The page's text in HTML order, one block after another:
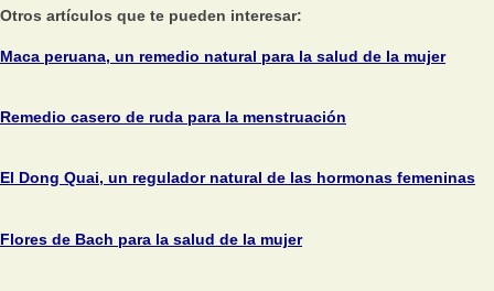
Otros artículos que te pueden interesar:
Maca peruana, un remedio natural para la salud de la mujer
Remedio casero de ruda para la menstruación
El Dong Quai, un regulador natural de las hormonas femeninas
Flores de Bach para la salud de la mujer